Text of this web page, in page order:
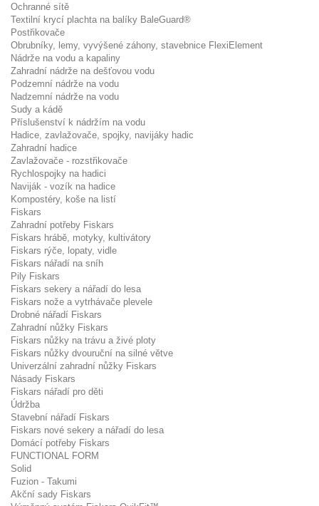
Ochranné sítě
Textilní krycí plachta na balíky BaleGuard®
Postřikovače
Obrubníky, lemy, vyvýšené záhony, stavebnice FlexiElement
Nádrže na vodu a kapaliny
Zahradní nádrže na dešťovou vodu
Podzemní nádrže na vodu
Nadzemní nádrže na vodu
Sudy a kádě
Příslušenství k nádržím na vodu
Hadice, zavlažovače, spojky, navijáky hadic
Zahradní hadice
Zavlažovače - rozstřikovače
Rychlospojky na hadici
Naviják - vozík na hadice
Kompostéry, koše na listí
Fiskars
Zahradní potřeby Fiskars
Fiskars hrábě, motyky, kultivátory
Fiskars rýče, lopaty, vidle
Fiskars nářadí na sníh
Pily Fiskars
Fiskars sekery a nářadí do lesa
Fiskars nože a vytrhávače plevele
Drobné nářadí Fiskars
Zahradní nůžky Fiskars
Fiskars nůžky na trávu a živé ploty
Fiskars nůžky dvouruční na silné větve
Univerzální zahradní nůžky Fiskars
Násady Fiskars
Fiskars nářadí pro děti
Údržba
Stavební nářadí Fiskars
Fiskars nové sekery a nářadí do lesa
Domácí potřeby Fiskars
FUNCTIONAL FORM
Solid
Fuzion - Takumi
Akční sady Fiskars